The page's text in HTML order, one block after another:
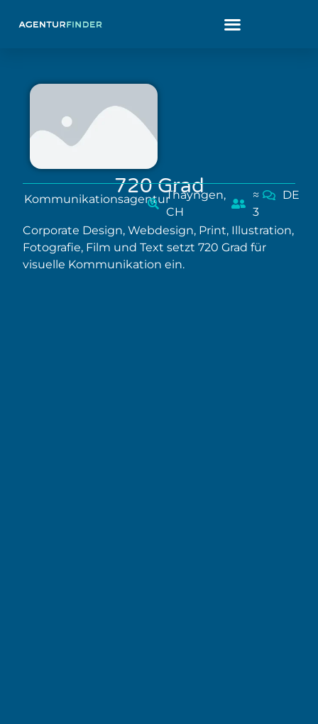
720 Grad
KommunikationsagenturThayngen,
CH
≈
3
DE
Corporate Design, Webdesign, Print, Illustration,
Fotografie, Film und Text setzt 720 Grad für
visuelle Kommunikation ein.